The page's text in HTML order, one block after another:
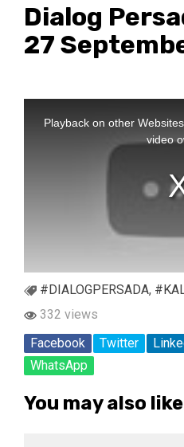
Dialog
27
#DIALOGPERSADA,
332 views
Facebook
Twitter
WhatsApp
You may also like